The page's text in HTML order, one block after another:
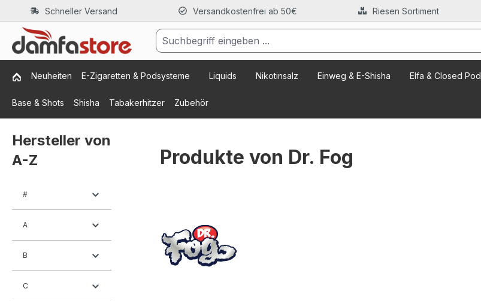
Hauptinhalt springen
Zur Suche springen
Zur Hauptnavigation springen
Schneller Versand Versandkostenfrei ab 50€ Riesen Sortiment
Neuheiten E-Zigaretten & Podsysteme Liquids Nikotinsalz Einweg & E-Shisha Elfa & Closed Pod
Base & Shots Shisha Tabakerhitzer Zubehör
Hersteller von
A-Z
#
A
B
C
Produkte von Dr. Fog